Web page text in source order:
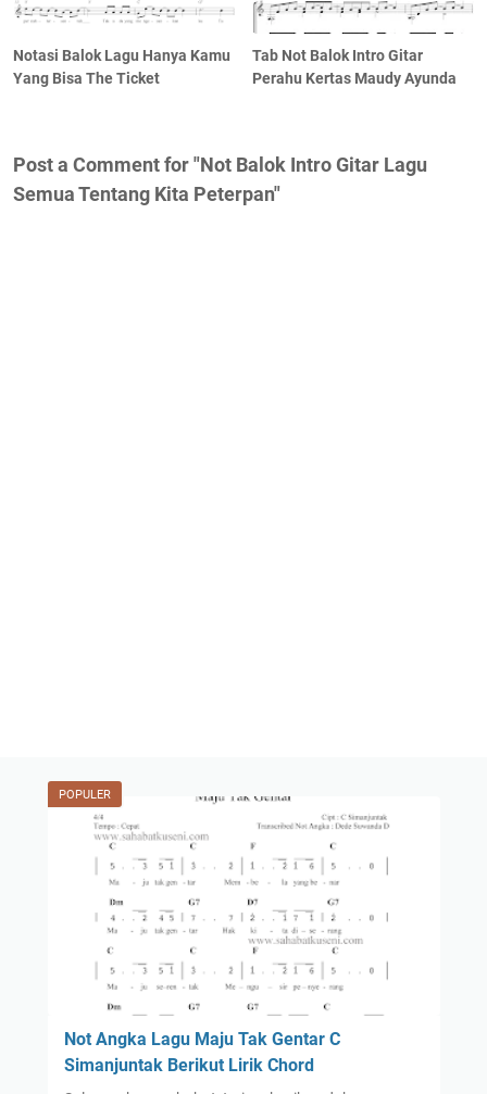
Notasi Balok Lagu Hanya Kamu
Yang Bisa The Ticket
Tab Not Balok Intro Gitar
Perahu Kertas Maudy Ayunda
Post a Comment for "Not Balok Intro Gitar Lagu
Semua Tentang Kita Peterpan"
POPULER
Not Angka Lagu Maju Tak Gentar C
Simanjuntak Berikut Lirik Chord